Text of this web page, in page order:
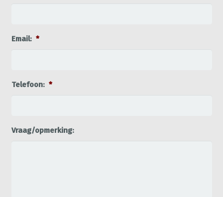
Email: *
Telefoon: *
Vraag/opmerking: